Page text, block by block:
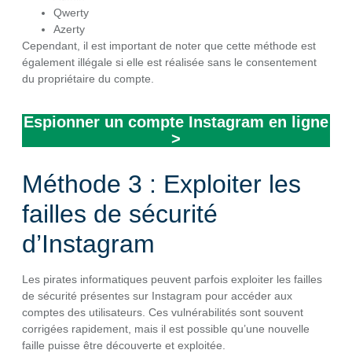
Qwerty
Azerty
Cependant, il est important de noter que cette méthode est
également illégale si elle est réalisée sans le consentement
du propriétaire du compte.
Espionner un compte Instagram en ligne
>
Méthode 3 : Exploiter les
failles de sécurité
d’Instagram
Les pirates informatiques peuvent parfois exploiter les failles
de sécurité présentes sur Instagram pour accéder aux
comptes des utilisateurs. Ces vulnérabilités sont souvent
corrigées rapidement, mais il est possible qu’une nouvelle
faille puisse être découverte et exploitée.